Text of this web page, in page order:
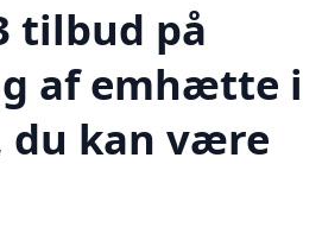
tilbud på
af emhætte i
du kan være